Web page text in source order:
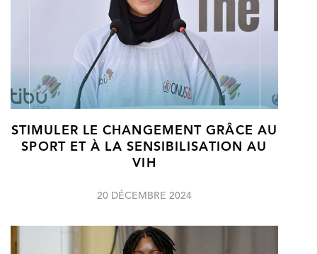
STIMULER LE CHANGEMENT GRÂCE AU
SPORT ET À LA SENSIBILISATION AU
VIH
20 DÉCEMBRE 2024